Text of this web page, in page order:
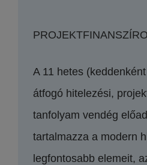
A 11 hetes
átfogó hitelezési,
tanfolyam vendég
tartalmazza a modern
legfontosabb elemeit,